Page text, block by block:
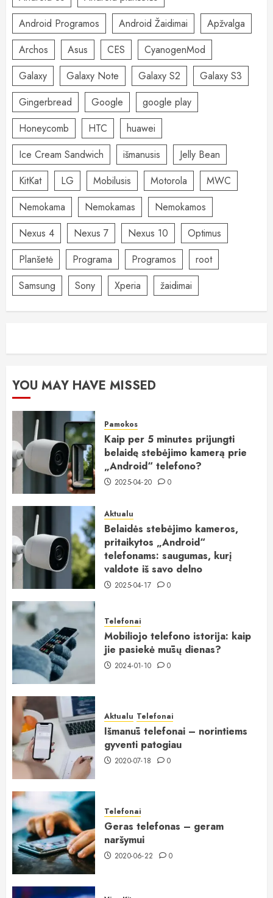
Android Programos
Android Žaidimai
Apžvalga
Archos
Asus CES
CyanogenMod
Galaxy
Galaxy Note Galaxy S2
Galaxy S3
Gingerbread
Google
google play
Honeycomb
HTC
huawei
Ice Cream Sandwich
išmanusis
Jelly Bean
KitKat
LG Mobilusis Motorola
MWC
Nemokama
Nemokamas
Nemokamos
Nexus 4
Nexus 7 Nexus 10
Optimus
Planšetė
Programa Programos
root
Samsung
Sony Xperia žaidimai
YOU MAY HAVE MISSED
Pamokos
Kaip per 5 minutes prijungti
belaidę stebėjimo kamerą prie
„Android“ telefono?
2025-04-20 0
Aktualu
Belaidės stebėjimo kameros,
pritaikytos „Android“
telefonams: saugumas, kurį
valdote iš savo delno
2025-04-17 0
Telefonai
Mobiliojo telefono istorija: kaip
jie pasiekė mūsų dienas?
2024-01-10 0
Aktualu Telefonai
Išmanūs telefonai – norintiems
gyventi patogiau
2020-07-18 0
Telefonai
Geras telefonas – geram
naršymui
2020-06-22 0